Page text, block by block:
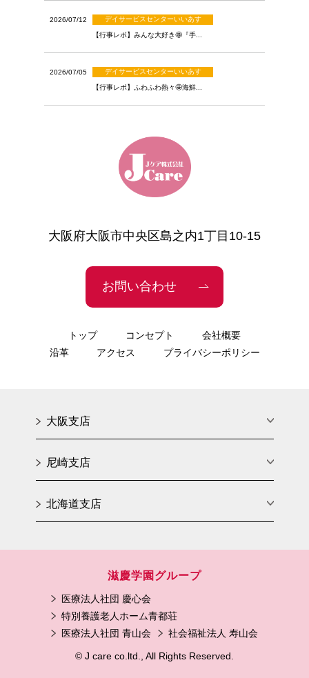
2026/07/12 デイサービスセンターいいあす
【行事レポ】みんな大好き🤩『手...
2026/07/05 デイサービスセンターいいあす
【行事レポ】ふわふわ熱々🤩海鮮...
大阪府大阪市中央区島之内1丁目10-15
お問い合わせ
トップ コンセプト
会社概要
沿革
アクセス プライバシーポリシー
大阪支店
尼崎支店
北海道支店
滋慶学園グループ
医療法人社団 慶心会
特別養護老人ホーム青都荘
医療法人社団 青山会
社会福祉法人 寿山会
© J care co.ltd., All Rights Reserved.